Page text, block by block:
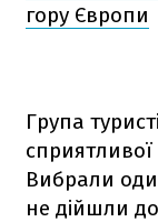
гору Європи
Група
Вибрали
не дійшли